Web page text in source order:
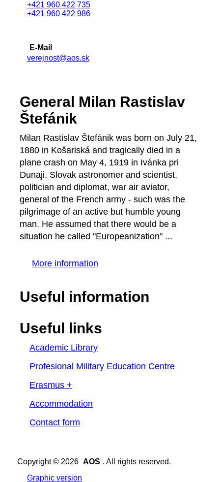
+421 960 422 735
+421 960 422 986
E-Mail
verejnost@aos.sk
General Milan Rastislav
Štefánik
Milan Rastislav Štefánik was born on July 21,
1880 in Košariská and tragically died in a
plane crash on May 4, 1919 in Ivánka pri
Dunaji. Slovak astronomer and scientist,
politician and diplomat, war air aviator,
general of the French army - such was the
pilgrimage of an active but humble young
man. He assumed that there would be a
situation he called "Europeanization" ...
More information
Useful information
Useful links
Academic Library
Profesional Military Education Centre
Erasmus +
Accommodation
Contact form
Copyright © 2026 AOS . All rights reserved.
Graphic version